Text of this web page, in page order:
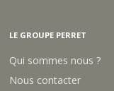
LE GROUPE PERRET
Qui sommes nous ?
Nous contacter